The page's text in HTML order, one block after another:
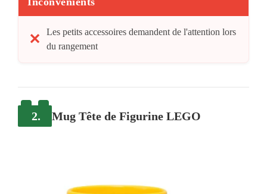
Les petits accessoires demandent de l'attention lors
du rangement
2. Mug Tête de Figurine LEGO